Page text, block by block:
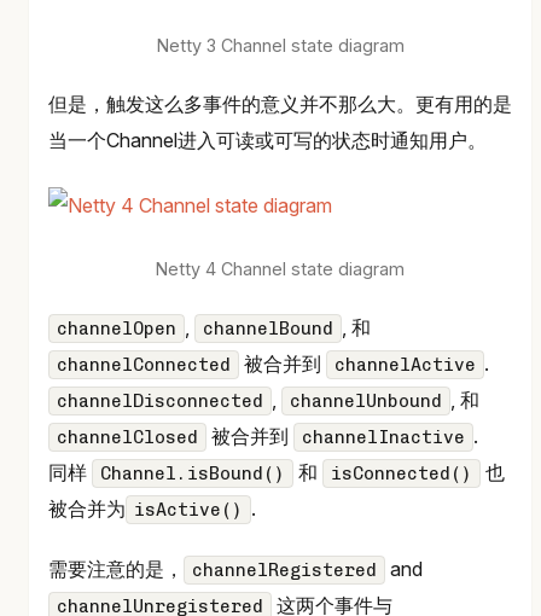
Netty 3 Channel state diagram
但是，触发这么多事件的意义并不那么大。更有用的是
当一个Channel进入可读或可写的状态时通知用户。
Netty 4 Channel state diagram
channelOpen , channelBound , 和
channelConnected 被合并到 channelActive .
channelDisconnected , channelUnbound , 和
channelClosed 被合并到 channelInactive .
同样
Channel.isBound() 和 isConnected()
也
被合并为 isActive() .
需要注意的是， channelRegistered and
channelUnregistered 这两个事件与